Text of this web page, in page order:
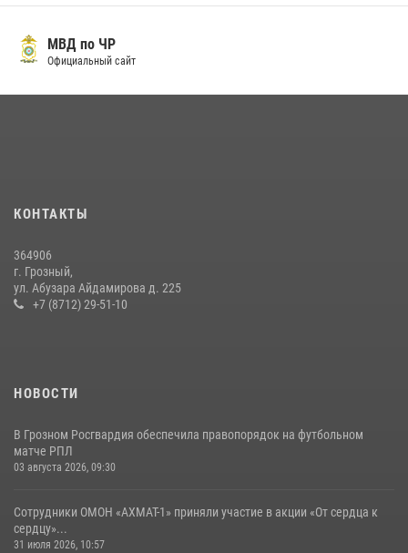
владельцев гражданского оружия об изменениях в
законодательстве
сослуживцев в зоне СВО
В Грозном Росгвардия обеспечила безопасность конно-спортивных
соревнований
МВД по ЧР
Официальный сайт
КОНТАКТЫ
364906
г. Грозный,
ул. Абузара Айдамирова д. 225
+7 (8712) 29-51-10
НОВОСТИ
В Грозном Росгвардия обеспечила правопорядок на футбольном
матче РПЛ
03 августа 2026, 09:30
Сотрудники ОМОН «АХМАТ-1» приняли участие в акции «От сердца к
сердцу»...
31 июля 2026, 10:57